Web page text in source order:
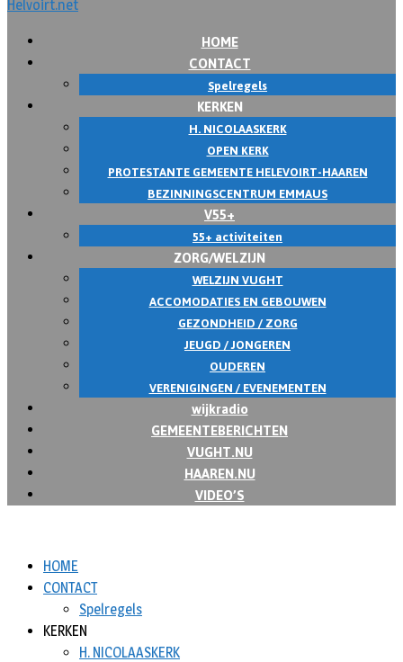
HOME
CONTACT
Spelregels
KERKEN
H. NICOLAASKERK
OPEN KERK
PROTESTANTE GEMEENTE HELEVOIRT-HAAREN
BEZINNINGSCENTRUM EMMAUS
V55+
55+ activiteiten
ZORG/WELZIJN
WELZIJN VUGHT
ACCOMODATIES EN GEBOUWEN
GEZONDHEID / ZORG
JEUGD / JONGEREN
OUDEREN
VERENIGINGEN / EVENEMENTEN
wijkradio
GEMEENTEBERICHTEN
VUGHT.NU
HAAREN.NU
VIDEO’S
HOME
CONTACT
Spelregels
KERKEN
H. NICOLAASKERK